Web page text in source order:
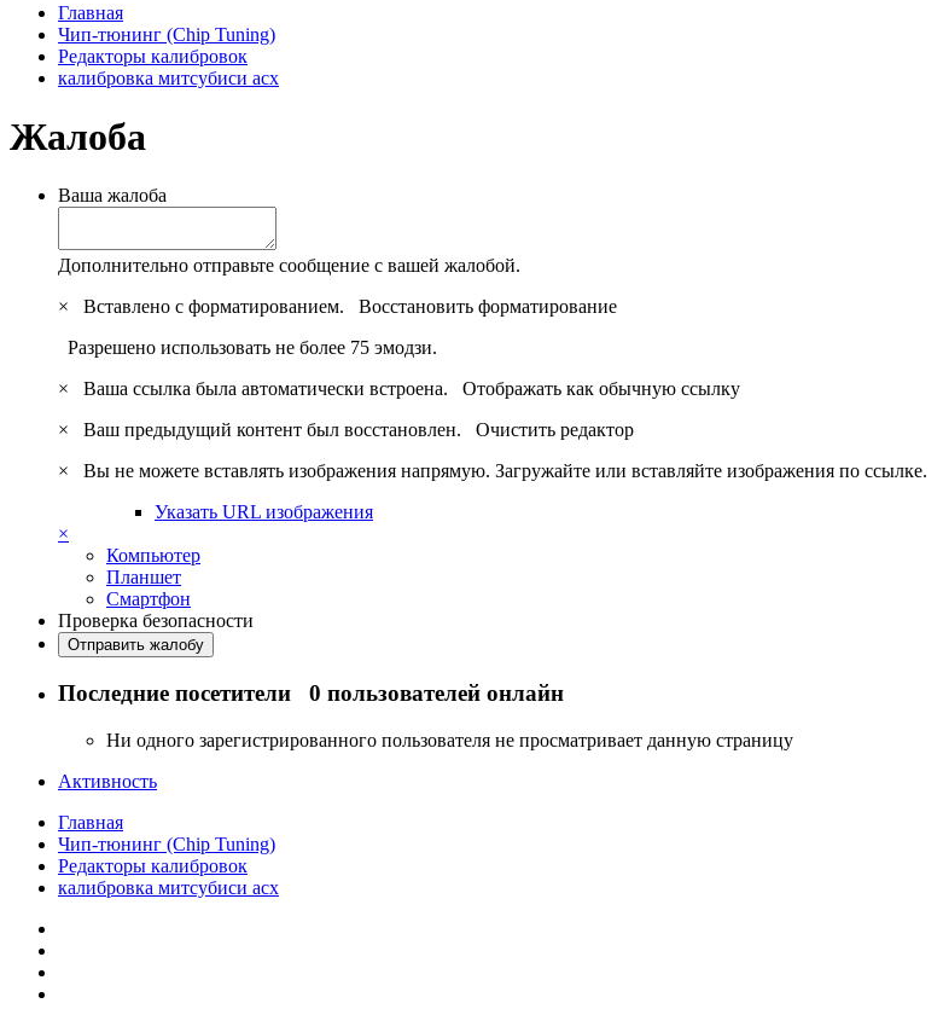
Главная
Чип-тюнинг (Chip Tuning)
Редакторы калибровок
калибровка митсубиси асх
Жалоба
Ваша жалоба
Дополнительно отправьте сообщение с вашей жалобой.
×
Вставлено с форматированием. Восстановить форматирование
Разрешено использовать не более 75 эмодзи.
×
Ваша ссылка была автоматически встроена. Отображать как обычную ссылку
×
Ваш предыдущий контент был восстановлен. Очистить редактор
×
Вы не можете вставлять изображения напрямую. Загружайте или вставляйте изображения по ссылке.
Указать URL изображения
×
Компьютер
Планшет
Смартфон
Проверка безопасности
Отправить жалобу
Последние посетители 0 пользователей онлайн
Ни одного зарегистрированного пользователя не просматривает данную страницу
Активность
Главная
Чип-тюнинг (Chip Tuning)
Редакторы калибровок
калибровка митсубиси асх